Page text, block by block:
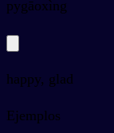
pygāoxìng
happy, glad
Ejemplos